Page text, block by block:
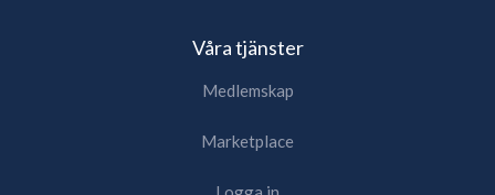
Våra tjänster
Medlemskap
Marketplace